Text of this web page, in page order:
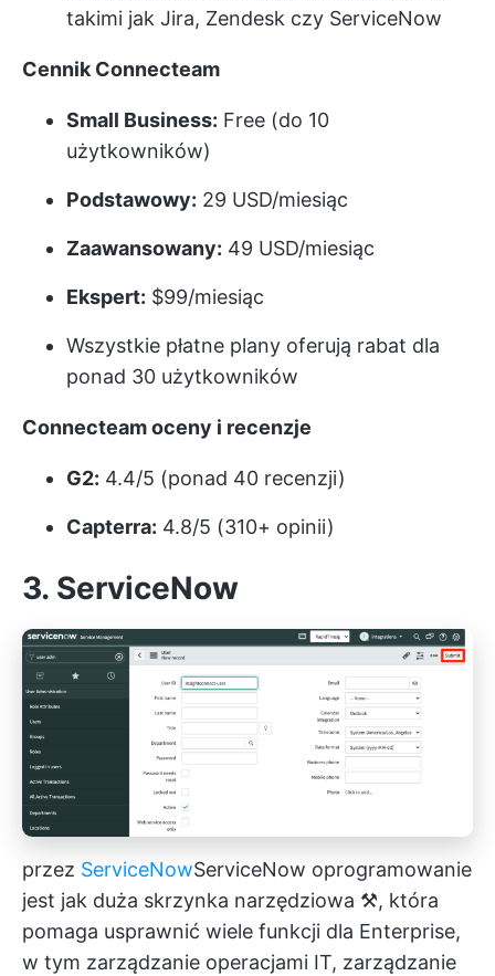
takimi jak Jira, Zendesk czy ServiceNow
Cennik Connecteam
Small Business: Free (do 10
użytkowników)
Podstawowy: 29 USD/miesiąc
Zaawansowany: 49 USD/miesiąc
Ekspert: $99/miesiąc
Wszystkie płatne plany oferują rabat dla
ponad 30 użytkowników
Connecteam oceny i recenzje
G2: 4.4/5 (ponad 40 recenzji)
Capterra: 4.8/5 (310+ opinii)
3. ServiceNow
przez ServiceNowServiceNow oprogramowanie
jest jak duża skrzynka narzędziowa ⚒️, która
pomaga usprawnić wiele funkcji dla Enterprise,
w tym zarządzanie operacjami IT, zarządzanie